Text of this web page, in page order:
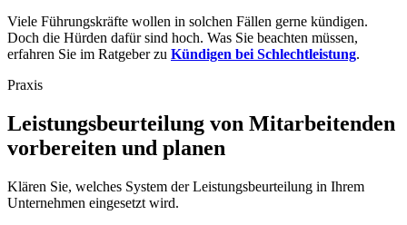
Viele Führungskräfte wollen in solchen Fällen gerne kündigen.
Doch die Hürden dafür sind hoch. Was Sie beachten müssen,
erfahren Sie im Ratgeber zu Kündigen bei Schlechtleistung.
Praxis
Leistungsbeurteilung von Mitarbeitenden
vorbereiten und planen
Klären Sie, welches System der Leistungsbeurteilung in Ihrem
Unternehmen eingesetzt wird.